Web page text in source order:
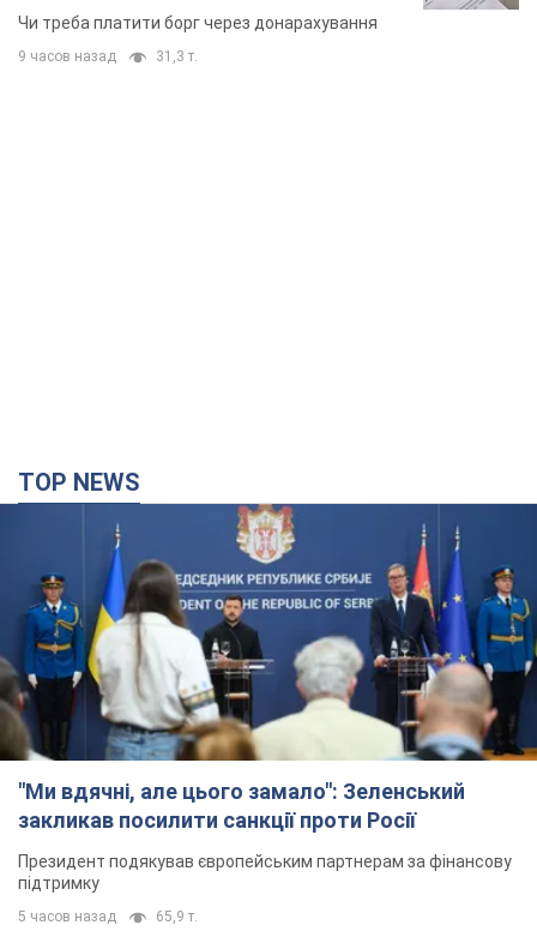
неочікуване рішення
Чи треба платити борг через донарахування
9 часов назад 31,3 т.
TOP NEWS
"Ми вдячні, але цього замало": Зеленський
закликав посилити санкції проти Росії
Президент подякував європейським партнерам за фінансову
підтримку
5 часов назад 65,9 т.